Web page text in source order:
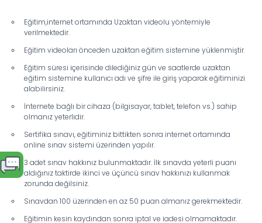
Eğitim,internet ortamında Uzaktan videolu yöntemiyle
verilmektedir.
Eğitim videoları önceden uzaktan eğitim sistemine yüklenmiştir.
Eğitim süresi içerisinde dilediğiniz gün ve saatlerde uzaktan
eğitim sistemine kullanıcı adı ve şifre ile giriş yaparak eğitiminizi
alabilirsiniz.
İnternete bağlı bir cihaza (bilgisayar, tablet, telefon vs.) sahip
olmanız yeterlidir.
Sertifika sınavı, eğitiminiz bittikten sonra internet ortamında
online sınav sistemi üzerinden yapılır.
3 adet sınav hakkınız bulunmaktadır. İlk sınavda yeterli puanı
aldığınız taktirde ikinci ve üçüncü sınav hakkınızı kullanmak
zorunda değilsiniz.
Sınavdan 100 üzerinden en az 50 puan almanız gerekmektedir.
Eğitimin kesin kaydından sonra iptal ve iadesi olmamaktadır.